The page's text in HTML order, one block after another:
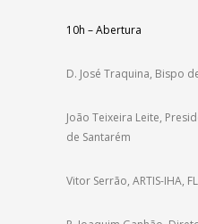
10h – Abertura
D. José Traquina, Bispo
João Teixeira Leite,
de Santarém
Vitor Serrão, ARTIS-IHA,